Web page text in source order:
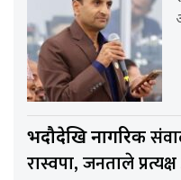
भदौदेखि नागरिक
रास्वपा, जनताले